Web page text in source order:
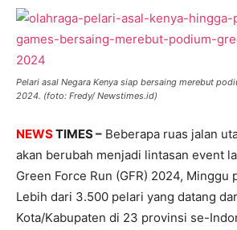
Pelari asal Negara Kenya siap bersaing merebut
2024. (foto: Fredy/ Newstimes.id)
NEWSTIMES – Beberapa ruas jalan
akan berubah menjadi lintasan event
Green Force Run (GFR) 2024, Minggu
Lebih dari 3.500 pelari yang datang
Kota/Kabupaten di 23 provinsi se-